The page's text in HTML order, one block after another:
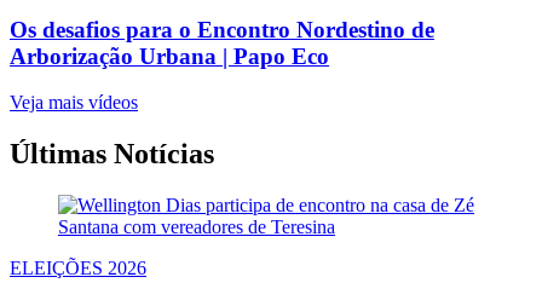
Os desafios para o Encontro Nordestino de
Arborização Urbana | Papo Eco
Veja mais vídeos
Últimas Notícias
ELEIÇÕES 2026